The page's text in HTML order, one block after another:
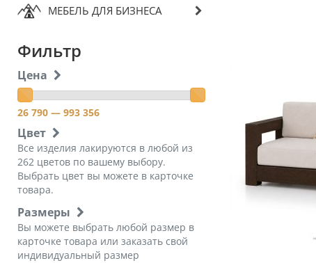
МЕБЕЛЬ ДЛЯ БИЗНЕСА
Фильтр
Цена
26 790 — 993 356
Цвет
Все изделия лакируются в любой из
262 цветов по вашему выбору.
Выбрать цвет вы можете в карточке
товара.
Размеры
Вы можете выбрать любой размер в
карточке товара или заказать свой
индивидуальный размер